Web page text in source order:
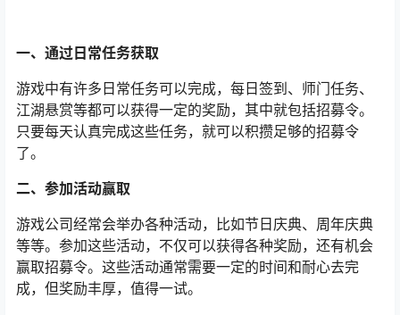
一、通过日常任务获取
游戏中有许多日常任务可以完成，每日签到、师门任务、
江湖悬赏等都可以获得一定的奖励，其中就包括招募令。
只要每天认真完成这些任务，就可以积攒足够的招募令
了。
二、参加活动赢取
游戏公司经常会举办各种活动，比如节日庆典、周年庆典
等等。参加这些活动，不仅可以获得各种奖励，还有机会
赢取招募令。这些活动通常需要一定的时间和耐心去完
成，但奖励丰厚，值得一试。